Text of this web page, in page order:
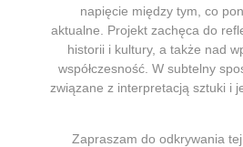
napięcie między tym, co
aktualne. Projekt zachęca do
historii i kultury, a także nad
współczesność. W subtelny
związane z interpretacją sztuki i
Zapraszam do odkrywania